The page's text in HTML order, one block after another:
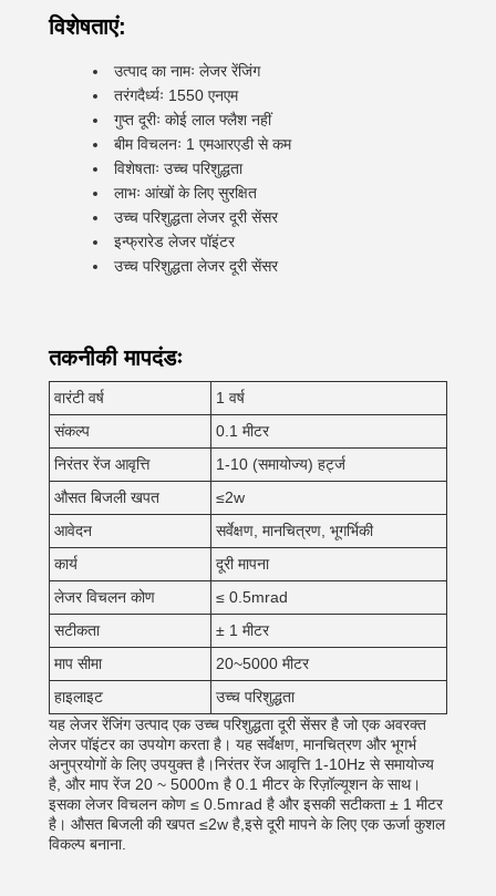
विशेषताएं:
उत्पाद का नामः लेजर रेंजिंग
तरंगदैर्ध्यः 1550 एनएम
गुप्त दूरीः कोई लाल फ्लैश नहीं
बीम विचलनः 1 एमआरएडी से कम
विशेषताः उच्च परिशुद्धता
लाभः आंखों के लिए सुरक्षित
उच्च परिशुद्धता लेजर दूरी सेंसर
इन्फ्रारेड लेजर पॉइंटर
उच्च परिशुद्धता लेजर दूरी सेंसर
तकनीकी मापदंडः
वारंटी वर्ष
1 वर्ष
संकल्प
0.1 मीटर
निरंतर रेंज आवृत्ति
1-10 (समायोज्य) हर्ट्ज
औसत बिजली खपत
≤2w
आवेदन
सर्वेक्षण, मानचित्रण, भूगर्भिकी
कार्य
दूरी मापना
लेजर विचलन कोण
≤ 0.5mrad
सटीकता
± 1 मीटर
माप सीमा
20~5000 मीटर
हाइलाइट
उच्च परिशुद्धता
यह लेजर रेंजिंग उत्पाद एक उच्च परिशुद्धता दूरी सेंसर है जो एक अवरक्त
लेजर पॉइंटर का उपयोग करता है। यह सर्वेक्षण, मानचित्रण और भूगर्भ
अनुप्रयोगों के लिए उपयुक्त है।निरंतर रेंज आवृत्ति 1-10Hz से समायोज्य
है, और माप रेंज 20 ~ 5000m है 0.1 मीटर के रिज़ॉल्यूशन के साथ।
इसका लेजर विचलन कोण ≤ 0.5mrad है और इसकी सटीकता ± 1 मीटर
है। औसत बिजली की खपत ≤2w है,इसे दूरी मापने के लिए एक ऊर्जा कुशल
विकल्प बनाना.